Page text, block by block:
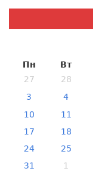
Пн Вт
27
28
3
4
10
11
17
18
24
25
31
1